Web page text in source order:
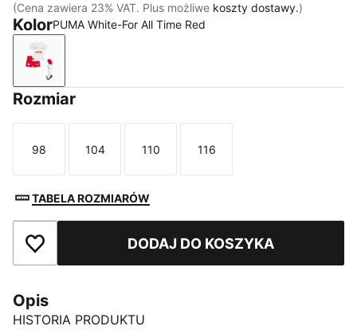
(Cena zawiera 23% VAT. Plus możliwe koszty dostawy.)
KolorPUMA White-For All Time Red
PUMA White-For All Time Red
Rozmiar
Rozmiar
98
Rozmiar
104
Rozmiar
110
Rozmiar
116
TABELA ROZMIARÓW
Dodaj do ulubionychDODAJ DO KOSZYKA
Opis
HISTORIA PRODUKTU